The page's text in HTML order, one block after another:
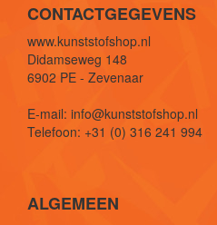
CONTACTGEGEVENS
www.kunststofshop.nl
Didamseweg 148
6902 PE - Zevenaar
E-mail: info@kunststofshop.nl
Telefoon: +31 (0) 316 241 994
ALGEMEEN